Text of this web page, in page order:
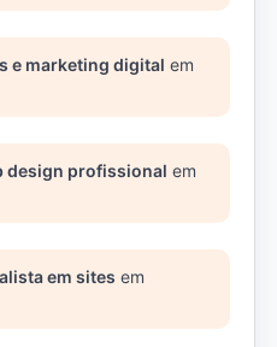
e marketing digital em
design profissional em
em sites em